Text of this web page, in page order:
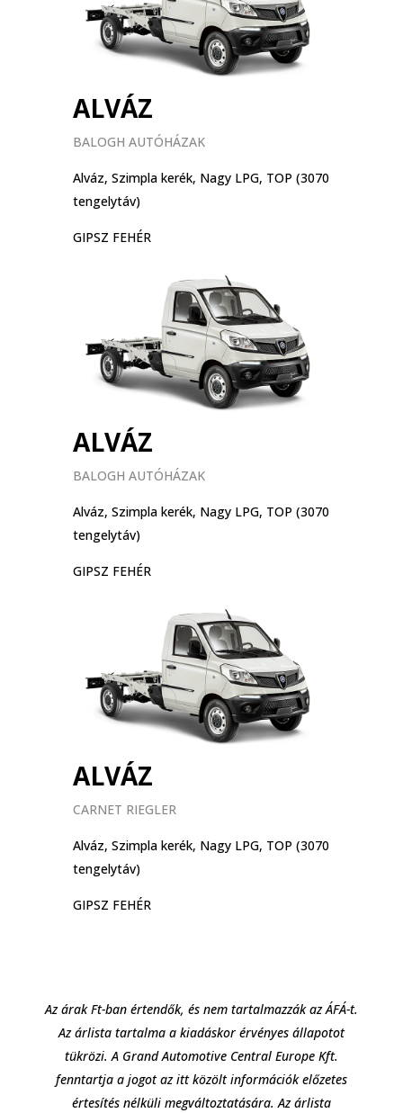
ALVÁZ
BALOGH AUTÓHÁZAK
Alváz, Szimpla kerék, Nagy LPG, TOP (3070
tengelytáv)
GIPSZ FEHÉR
ALVÁZ
BALOGH AUTÓHÁZAK
Alváz, Szimpla kerék, Nagy LPG, TOP (3070
tengelytáv)
GIPSZ FEHÉR
ALVÁZ
CARNET RIEGLER
Alváz, Szimpla kerék, Nagy LPG, TOP (3070
tengelytáv)
GIPSZ FEHÉR
Az árak Ft-ban értendők, és nem tartalmazzák az ÁFÁ-t.
Az árlista tartalma a kiadáskor érvényes állapotot
tükrözi. A Grand Automotive Central Europe Kft.
fenntartja a jogot az itt közölt információk előzetes
értesítés nélküli megváltoztatására. Az árlista